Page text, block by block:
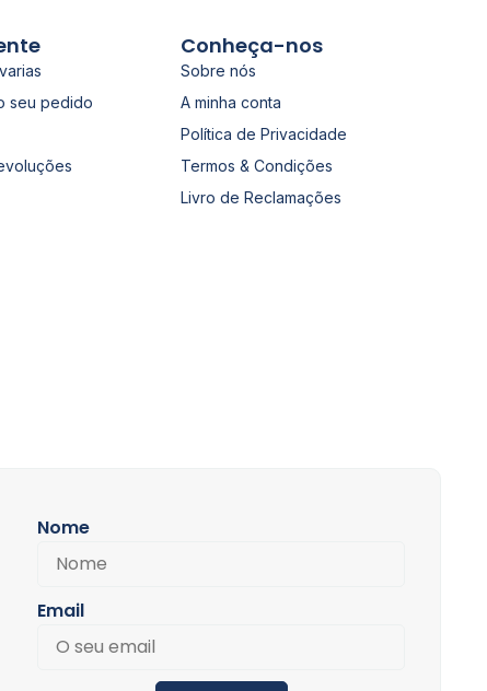
seu pedido
Conheça-nos
Sobre nós
A minha conta
Política de Privacidade
Termos & Condições
Livro de Reclamações
Nome
Email